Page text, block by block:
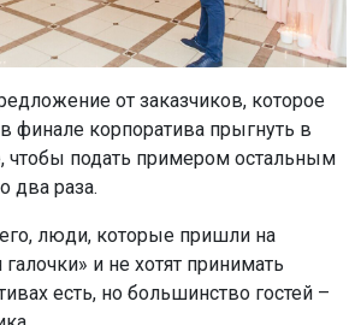
от заказчиков, которое
финале корпоратива прыгнуть в
чтобы подать примером остальным
два раза.
люди, которые пришли на
и не хотят принимать
есть, но большинство гостей –